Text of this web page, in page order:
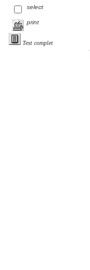
select
print
Text complet